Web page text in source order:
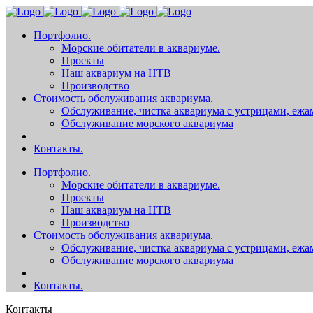
Портфолио.
Морские обитатели в аквариуме.
Проекты
Наш аквариум на НТВ
Производство
Стоимость обслуживания аквариума.
Обслуживание, чистка аквариума с устрицами,
Обслуживание морского аквариума
Контакты.
Портфолио.
Морские обитатели в аквариуме.
Проекты
Наш аквариум на НТВ
Производство
Стоимость обслуживания аквариума.
Обслуживание, чистка аквариума с устрицами,
Обслуживание морского аквариума
Контакты.
Контакты